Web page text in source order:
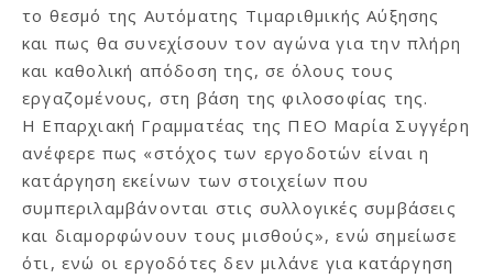
το θεσμό της Αυτόματης Τιμαριθμικής Αύξησης
και πως θα συνεχίσουν τον αγώνα για την πλήρη
και καθολική απόδοση της, σε όλους τους
εργαζομένους, στη βάση της φιλοσοφίας της.
Η Επαρχιακή Γραμματέας της ΠΕΟ Μαρία Συγγέρη
ανέφερε πως «στόχος των εργοδοτών είναι η
κατάργηση εκείνων των στοιχείων που
συμπεριλαμβάνονται στις συλλογικές συμβάσεις
και διαμορφώνουν τους μισθούς», ενώ σημείωσε
ότι, ενώ οι εργοδότες δεν μιλάνε για κατάργηση